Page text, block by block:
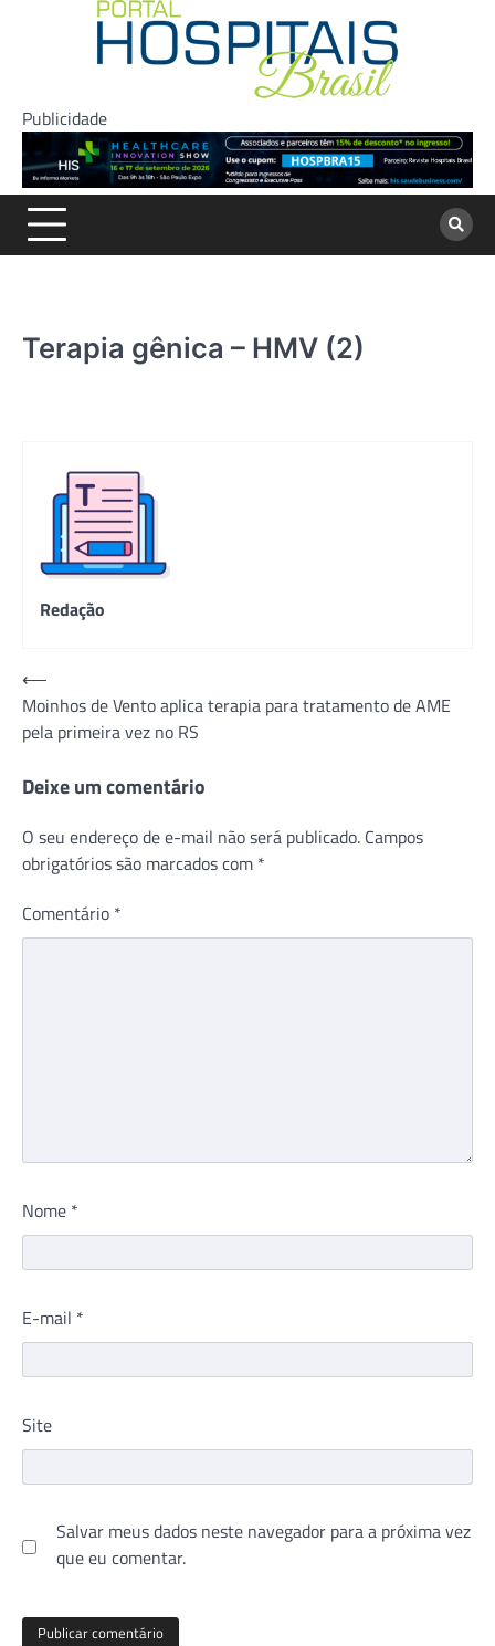
Publicidade
Terapia gênica – HMV (2)
Redação
Navegação
de
Post
⟵
Moinhos de Vento aplica terapia para tratamento de AME
pela primeira vez no RS
Deixe um comentário
O seu endereço de e-mail não será publicado. Campos
obrigatórios são marcados com *
Comentário *
Nome *
E-mail *
Site
Salvar meus dados neste navegador para a próxima vez
que eu comentar.